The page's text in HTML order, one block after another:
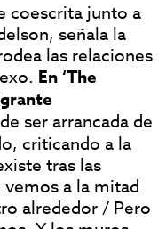
coescrita junto a
señala la
las relaciones
En ‘The
ser arrancada de
criticando a la
tras las
a la mitad
alrededor / Pero